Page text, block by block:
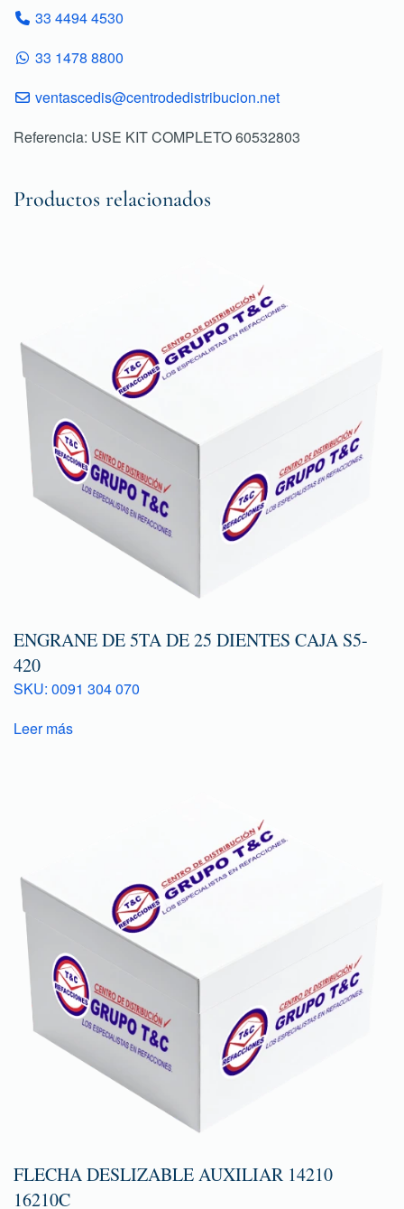
33 4494 4530
33 1478 8800
ventascedis@centrodedistribucion.net
Referencia: USE KIT COMPLETO 60532803
Productos relacionados
ENGRANE DE 5TA DE 25 DIENTES CAJA S5-
420
SKU: 0091 304 070
Leer más
FLECHA DESLIZABLE AUXILIAR 14210
16210C